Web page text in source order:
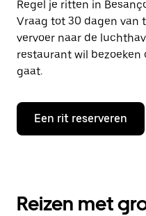
Regel je ritten in
Vraag tot 30 dagen van
vervoer naar de
restaurant wil bezoeken
gaat.
Een rit reserveren
Reizen met